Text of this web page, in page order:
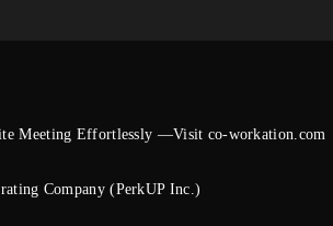
Meeting Effortlessly —Visit co-workation.com
Company (PerkUP Inc.)